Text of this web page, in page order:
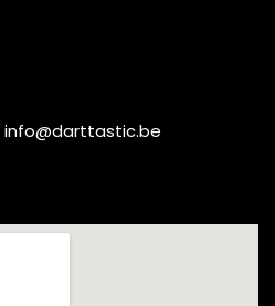
info@darttastic.be